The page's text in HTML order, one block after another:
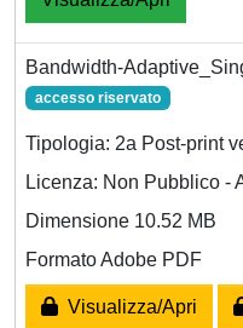
Bandwidth-
accesso riservato
Tipologia: 2a Post-print
Licenza: Non Pubblico -
Dimensione 10.52 MB
Formato Adobe PDF
Visualizza/Apri